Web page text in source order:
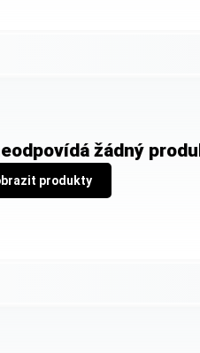
žádný
produkty